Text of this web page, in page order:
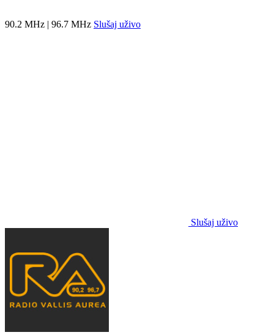
90.2 MHz | 96.7 MHz Slušaj uživo
Slušaj uživo